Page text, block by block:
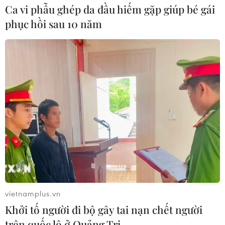
Các nhà sản xuất ôtô Trung Quốc
đang gây áp lực lên các đối thủ Anh
Pin xe điện - lời giải của bài toán
nguồn điện cho AI
30/07/2026 01:35
Kia đầu tư 649 triệu USD sản xuất ôtô
điện tại Mexico
Ca vi phẫu ghép da đầu hiếm gặp giúp bé gái
phục hồi sau 10 năm
vietnamplus.vn
Khởi tố người đi bộ gây tai nạn chết người